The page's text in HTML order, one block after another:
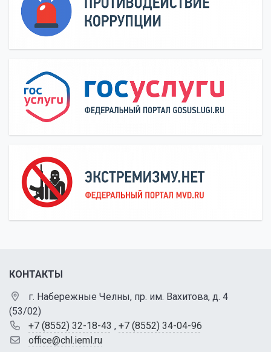
КОНТАКТЫ
г. Набережные Челны, пр. им. Вахитова, д. 4
(53/02)
+7 (8552) 32-18-43 , +7 (8552) 34-04-96
office@chl.ieml.ru